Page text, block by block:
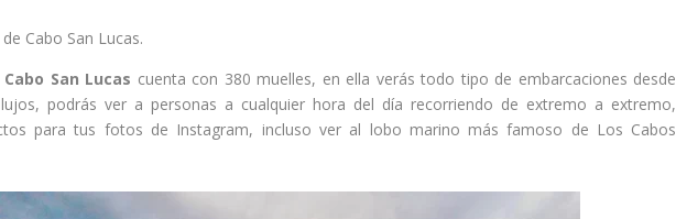
Cabo San Lucas.
San Lucas cuenta con 380 muelles, en ella verás todo tipo de embarcaciones desde
podrás ver a personas a cualquier hora del día recorriendo de extremo a extremo,
para tus fotos de Instagram, incluso ver al lobo marino más famoso de Los Cabos